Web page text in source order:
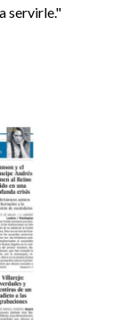
servirle."